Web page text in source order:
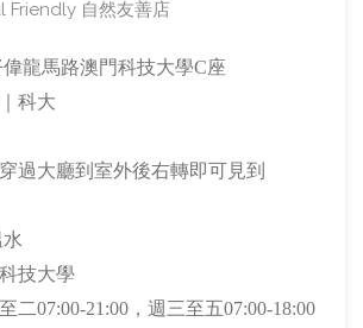
Friendly 自然友善店
龍馬路澳門科技大學C座
科大
過大廳到室外後右轉即可見到
技大學
二07:00-21:00，週三至五07:00-18:00